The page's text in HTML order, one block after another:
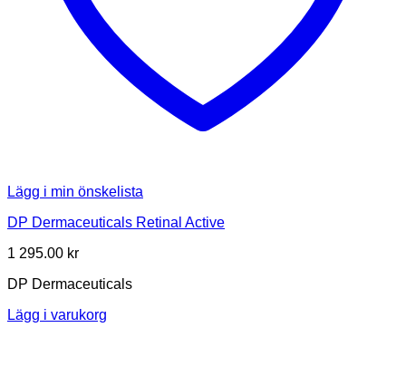
Lägg i min önskelista
DP Dermaceuticals Retinal Active
1 295.00 kr
DP Dermaceuticals
Lägg i varukorg